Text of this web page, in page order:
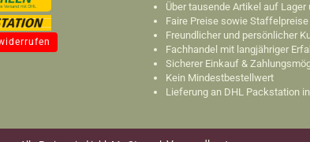
Über tausende Artikel auf
Faire Preise sowie
Freundlicher und persönlicher
Fachhandel mit langjähriger
Sicherer Einkauf &
Kein Mindestbestellwert
Lieferung an DHL Packstation